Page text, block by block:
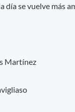
día se vuelve más
Martínez